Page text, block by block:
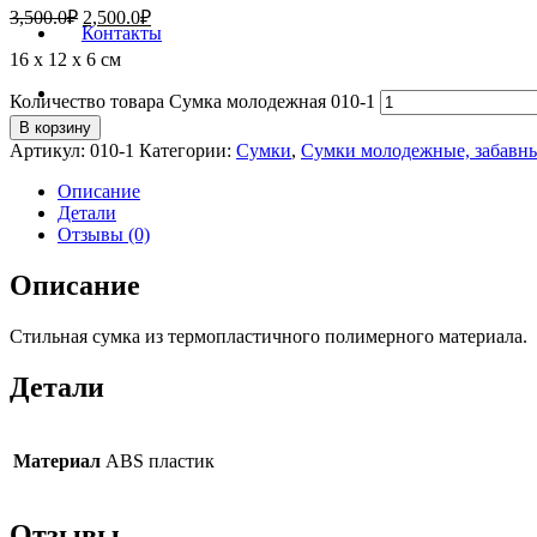
Контакты
3,500.0₽ 2,500.0₽
16 х 12 х 6 см
Количество товара Сумка молодежная 010-1
В корзину
Артикул: 010-1 Категории: Сумки, Сумки молодежные,
Описание
Детали
Отзывы (0)
Описание
Стильная сумка из термопластичного полимерного материала.
Детали
Материал ABS пластик